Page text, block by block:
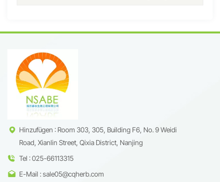
Hinzufügen : Room 303, 305, Building F6, No. 9 Weidi
Road, Xianlin Street, Qixia District, Nanjing
Tel : 025-66113315
E-Mail : sale05@cqherb.com